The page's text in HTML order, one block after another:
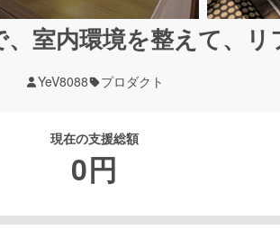
室内環境を整えて、
YeV8088 プロダクト
現在の支援総額
0円